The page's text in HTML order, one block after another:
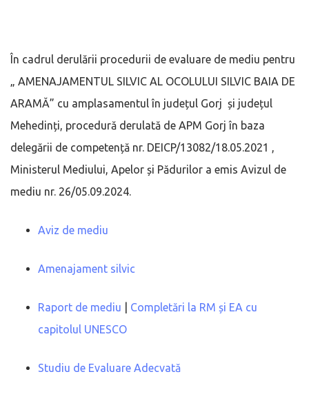
În cadrul derulării procedurii de evaluare de mediu pentru
„ AMENAJAMENTUL SILVIC AL OCOLULUI SILVIC BAIA DE
ARAMĂ” cu amplasamentul în județul Gorj și județul
Mehedinți, procedură derulată de APM Gorj în baza
delegării de competență nr. DEICP/13082/18.05.2021 ,
Ministerul Mediului, Apelor și Pădurilor a emis Avizul de
mediu nr. 26/05.09.2024.
Aviz de mediu
Amenajament silvic
Raport de mediu
Completări la RM și EA cu
capitolul UNESCO
Studiu de Evaluare Adecvată